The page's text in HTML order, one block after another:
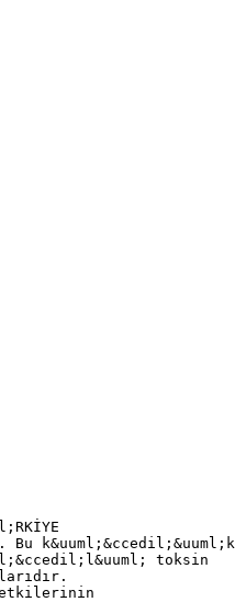
k&uuml;&ccedil;&uuml;k
toksin
etkilerinin